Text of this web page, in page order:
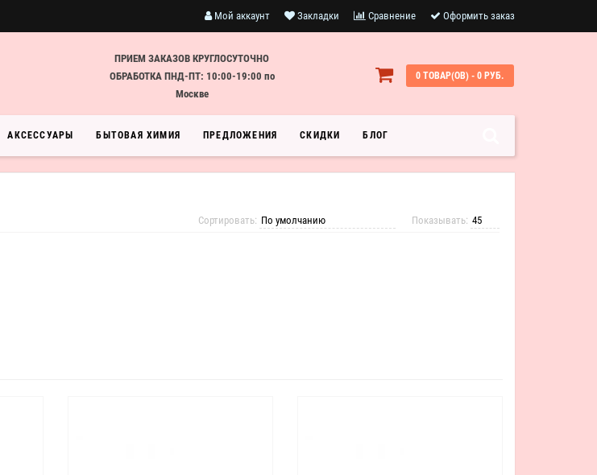
Мой аккаунт Закладки Сравнение Оформить заказ
ПРИЕМ ЗАКАЗОВ КРУГЛОСУТОЧНО
ОБРАБОТКА ПНД-ПТ: 10:00-19:00 по
Москве
0 ТОВАР(ОВ) - 0 РУБ.
АКСЕССУАРЫ БЫТОВАЯ ХИМИЯ ПРЕДЛОЖЕНИЯ СКИДКИ БЛОГ
Показывать:
Сортировать: